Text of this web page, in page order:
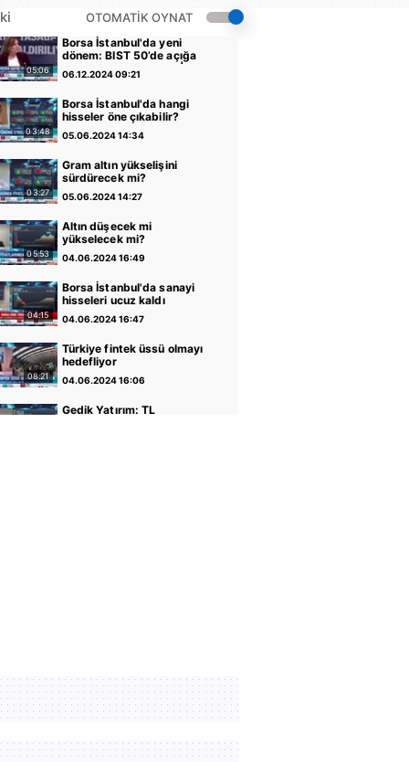
OTOMATİK OYNAT
05:06
Borsa İstanbul'da yeni
dönem: BIST 50’de açığa
satış yasağı kaldırıldı |
Video
06.12.2024 09:21
03:48
Borsa İstanbul'da hangi
hisseler öne çıkabilir?
05.06.2024 14:34
03:27
Gram altın yükselişini
sürdürecek mi?
05.06.2024 14:27
05:53
Altın düşecek mi
yükselecek mi?
04.06.2024 16:49
04:15
Borsa İstanbul'da sanayi
hisseleri ucuz kaldı
04.06.2024 16:47
08:21
Türkiye fintek üssü olmayı
hedefliyor
04.06.2024 16:06
Gedik Yatırım: TL
01:12 30.04.2024 17:02
35:30
TCMB Başkanı Fatih
koruyacağız
08.02.2024 11:36